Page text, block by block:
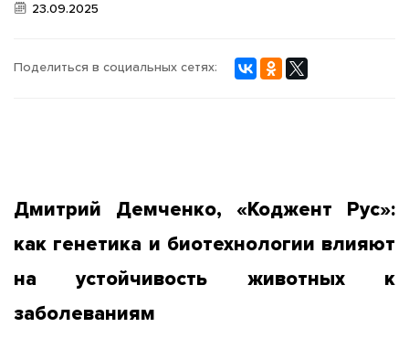
23.09.2025
Поделиться в социальных сетях:
Дмитрий Демченко, «Коджент Рус»:
как генетика и биотехнологии влияют
на устойчивость животных к
заболеваниям